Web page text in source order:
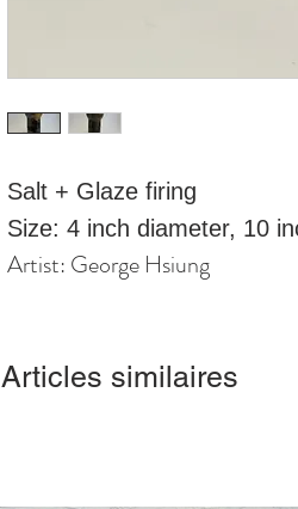
Salt + Glaze firing
Size: 4 inch diameter, 10
Artist: George Hsiung
Articles similaires